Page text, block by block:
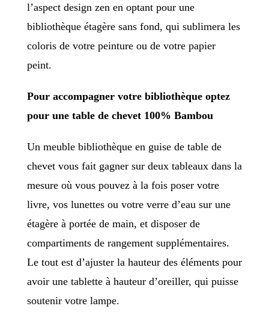
l’aspect design zen en optant pour une
bibliothèque étagère sans fond, qui sublimera les
coloris de votre peinture ou de votre papier
peint.
Pour accompagner votre bibliothèque optez
pour une table de chevet 100% Bambou
Un meuble bibliothèque en guise de table de
chevet vous fait gagner sur deux tableaux dans la
mesure où vous pouvez à la fois poser votre
livre, vos lunettes ou votre verre d’eau sur une
étagère à portée de main, et disposer de
compartiments de rangement supplémentaires.
Le tout est d’ajuster la hauteur des éléments pour
avoir une tablette à hauteur d’oreiller, qui puisse
soutenir votre lampe.